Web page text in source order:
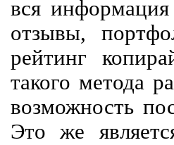
вся
отзывы,
рейтинг
такого метода
возможность
Это же